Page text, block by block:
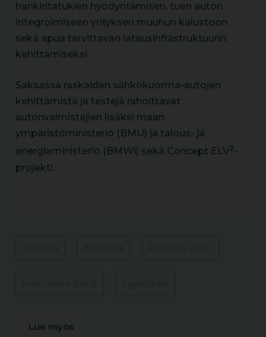
hankintatukien hyödyntämisen, tuen auton
integroimiseen yrityksen muuhun kalustoon
sekä apua tarvittavan latausinfrastruktuurin
kehittämiseksi.
Saksassa raskaiden sähkökuorma-autojen
kehittämistä ja testejä rahoittavat
autonvalmistajien lisäksi maan
ympäristöministeriö (BMU) ja talous- ja
energiaministeriö (BMWi) sekä Concept ELV2-
projekti.
Lue myös